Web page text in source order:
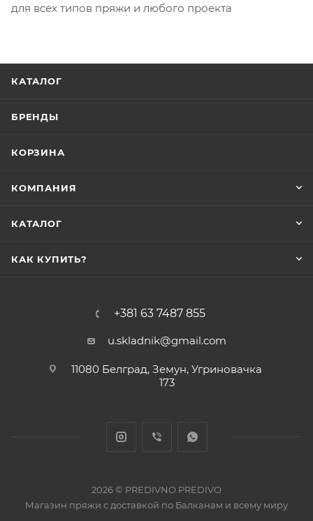
для всех типов пряжи и любого проекта
КАТАЛОГ
БРЕНДЫ
КОРЗИНА
КОМПАНИЯ
КАТАЛОГ
КАК КУПИТЬ?
+381 63 7487 855
u.skladnik@gmail.com
11080 Белград, Земун, Угриновачка
173
2026 © PREDIVNO PREDIVO
Магазин пряжи с доставкой по Балканам и всему миру